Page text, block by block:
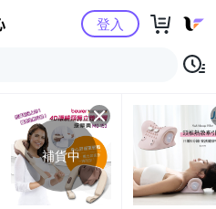
Yahoo購物中心登入
補貨中